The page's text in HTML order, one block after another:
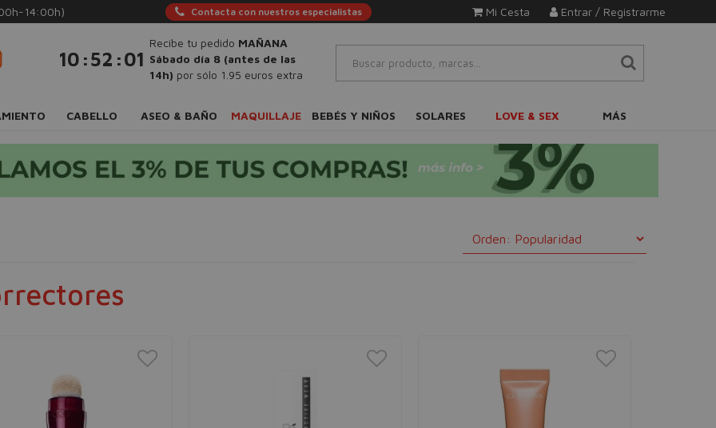
14:00h) Contacta con nuestros especialistas Entrar / Registrarme
Mi Cesta
10:52 :00
Recibe tu pedidoMAÑANA
Sábado día 8 (antes de las
14h) por sólo 1.95 euros extra
CABELLO ASEO & BAÑO MAQUILLAJE BEBÉS Y NIÑOS SOLARES LOVE & SEX MÁS